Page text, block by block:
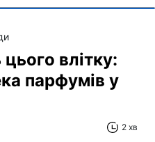
влітку:
парфумів у
2 хв